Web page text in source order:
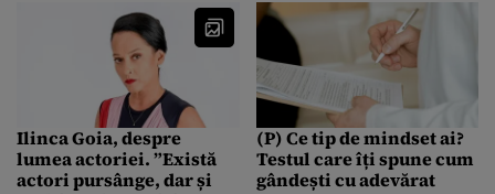
Ilinca Goia, despre
lumea actoriei. ”Există
actori pursânge, dar și
(P) Ce tip de mindset ai?
Testul care îți spune cum
gândești cu adevărat